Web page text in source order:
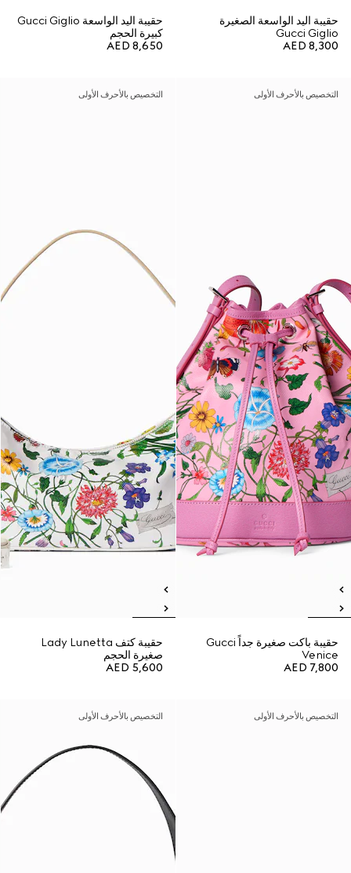
حقيبة اليد الواسعة الصغيرة
Gucci Giglio
AED 8,300
حقيبة اليد الواسعة Gucci Giglio
كبيرة الحجم
AED 8,650
التخصيص بالأحرف الأولى
حقيبة باكت صغيرة جداً Gucci
Venice
AED 7,800
التخصيص بالأحرف الأولى
حقيبة كتف Lady Lunetta
صغيرة الحجم
AED 5,600
التخصيص بالأحرف الأولى التخصيص بالأحرف الأولى